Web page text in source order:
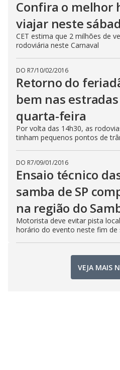
Confira o melhor
viajar neste
CET estima que 2 milhões de
rodoviária neste Carnaval
DO R7/10/02/2016
Retorno do
bem nas
quarta-feira
Por volta das 14h30, as
tinham pequenos pontos de
DO R7/09/01/2016
Ensaio técnico
samba de SP
na região do
Motorista deve evitar pista
horário do evento neste fim de
VEJA MAIS